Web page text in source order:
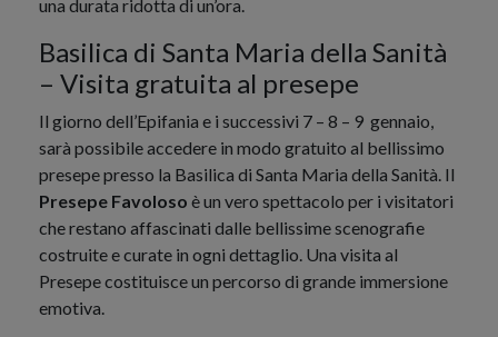
una durata ridotta di un’ora.
Basilica di Santa Maria della Sanità
– Visita gratuita al presepe
Il giorno dell’Epifania e i successivi 7 – 8 – 9 gennaio,
sarà possibile accedere in modo gratuito al bellissimo
presepe presso la Basilica di Santa Maria della Sanità. Il
Presepe Favoloso è un vero spettacolo per i visitatori
che restano affascinati dalle bellissime scenografie
costruite e curate in ogni dettaglio. Una visita al
Presepe costituisce un percorso di grande immersione
emotiva.